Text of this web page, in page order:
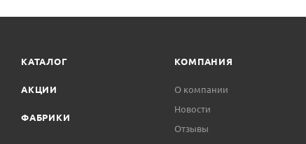
КАТАЛОГ
АКЦИИ
ФАБРИКИ
КОМПАНИЯ
О компании
Новости
Отзывы